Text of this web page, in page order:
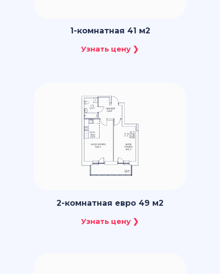
1-комнатная 41 м2
2-комнатная евро 49 м2